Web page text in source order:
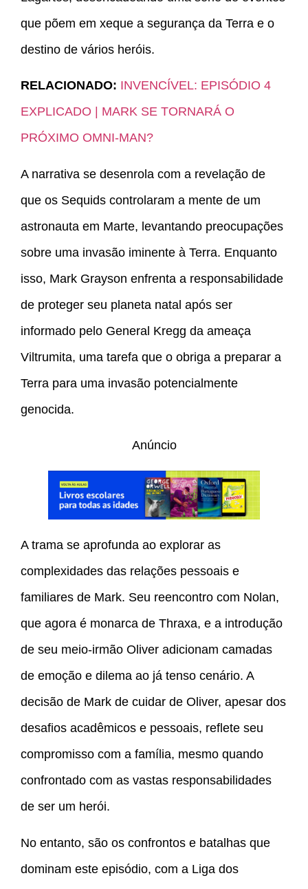
que põem em xeque a segurança da Terra e o
destino de vários heróis.
RELACIONADO: INVENCÍVEL: EPISÓDIO 4
EXPLICADO | MARK SE TORNARÁ O
PRÓXIMO OMNI-MAN?
A narrativa se desenrola com a revelação de
que os Sequids controlaram a mente de um
astronauta em Marte, levantando preocupações
sobre uma invasão iminente à Terra. Enquanto
isso, Mark Grayson enfrenta a responsabilidade
de proteger seu planeta natal após ser
informado pelo General Kregg da ameaça
Viltrumita, uma tarefa que o obriga a preparar a
Terra para uma invasão potencialmente
genocida.
Anúncio
A trama se aprofunda ao explorar as
complexidades das relações pessoais e
familiares de Mark. Seu reencontro com Nolan,
que agora é monarca de Thraxa, e a introdução
de seu meio-irmão Oliver adicionam camadas
de emoção e dilema ao já tenso cenário. A
decisão de Mark de cuidar de Oliver, apesar dos
desafios acadêmicos e pessoais, reflete seu
compromisso com a família, mesmo quando
confrontado com as vastas responsabilidades
de ser um herói.
No entanto, são os confrontos e batalhas que
dominam este episódio, com a Liga dos